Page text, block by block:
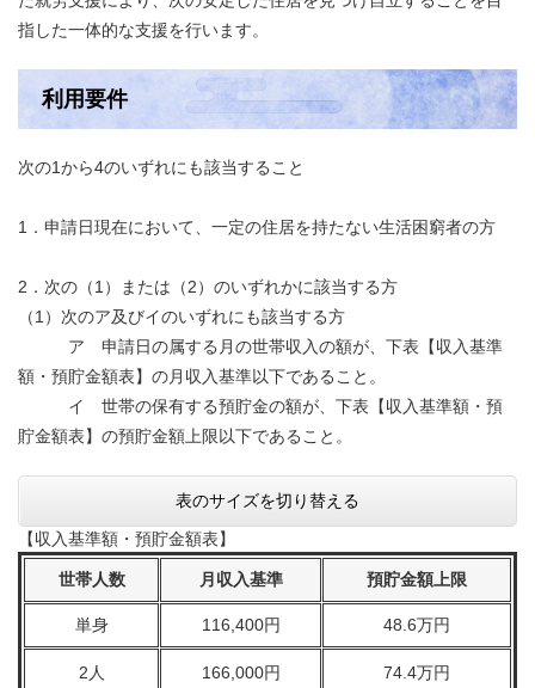
指した一体的な支援を行います。
利用要件
次の1から4のいずれにも該当すること
1．申請日現在において、一定の住居を持たない生活困窮者の方
2．次の（1）または（2）のいずれかに該当する方
（1）次のア及びイのいずれにも該当する方
ア 申請日の属する月の世帯収入の額が、下表【収入基準
額・預貯金額表】の月収入基準以下であること。
イ 世帯の保有する預貯金の額が、下表【収入基準額・預
貯金額表】の預貯金額上限以下であること。
表のサイズを切り替える
【収入基準額・預貯金額表】
世帯人数 月収入基準 預貯金額上限
単身 116,400円 48.6万円
2人 166,000円 74.4万円